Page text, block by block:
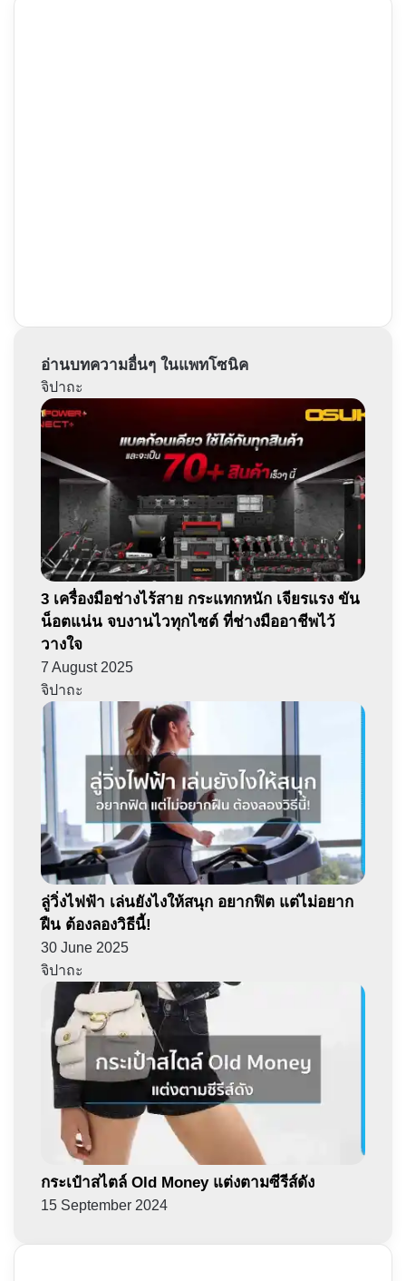
อ่านบทความอื่นๆ ในแพทโซนิค
จิปาถะ
3 เครื่องมือช่างไร้สาย กระแทกหนัก เจียรแรง ขัน
น็อตแน่น จบงานไวทุกไซต์ ที่ช่างมืออาชีพไว้
วางใจ
7 August 2025
จิปาถะ
ลู่วิ่งไฟฟ้า เล่นยังไงให้สนุก อยากฟิต แต่ไม่อยาก
ฝืน ต้องลองวิธีนี้!
30 June 2025
จิปาถะ
กระเป๋าสไตล์ Old Money แต่งตามซีรีส์ดัง
15 September 2024